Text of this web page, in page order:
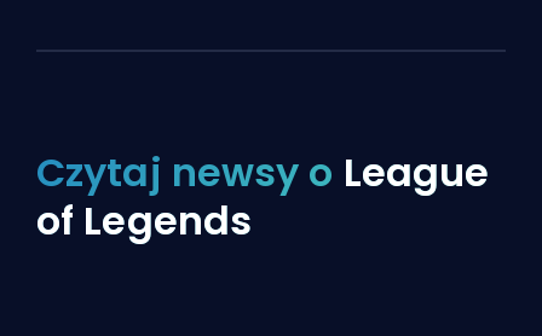
Czytaj newsy o League
of Legends